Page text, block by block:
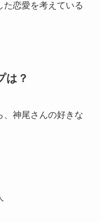
た恋愛を考えている
は？
、神尾さんの好きな